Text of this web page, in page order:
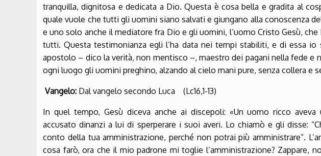
tranquilla, dignitosa e dedicata a Dio. Questa è cosa bella e gradita al
quale vuole che tutti gli uomini siano salvati e giungano alla conoscenza
e uno solo anche il mediatore fra Dio e gli uomini, l’uomo Cristo Gesù,
tutti. Questa testimonianza egli l’ha data nei tempi stabiliti, e di essa
apostolo – dico la verità, non mentisco –, maestro dei pagani nella fede e
ogni luogo gli uomini preghino, alzando al cielo mani pure, senza collera e
Vangelo: Dal vangelo secondo Luca (Lc16,1-13)
In quel tempo, Gesù diceva anche ai discepoli: «Un uomo ricco
accusato dinanzi a lui di sperperare i suoi averi. Lo chiamò e gli disse:
conto della tua amministrazione, perché non potrai più amministrare”.
cosa farò, ora che il mio padrone mi toglie l’amministrazione? Zappare,